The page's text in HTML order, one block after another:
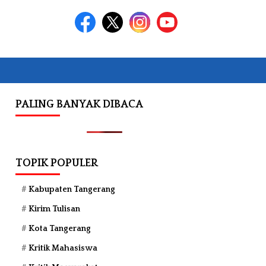
PALING BANYAK DIBACA
TOPIK POPULER
Kabupaten Tangerang
Kirim Tulisan
Kota Tangerang
Kritik Mahasiswa